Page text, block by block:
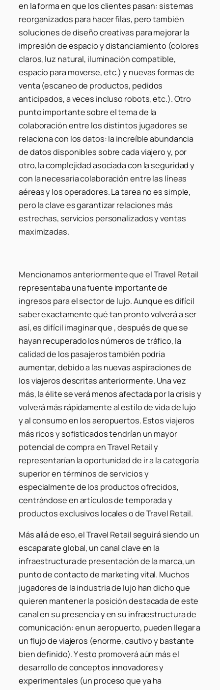
en la forma en que los clientes pasan: sistemas
reorganizados para hacer filas, pero también
soluciones de diseño creativas para mejorar la
impresión de espacio y distanciamiento (colores
claros, luz natural, iluminación compatible,
espacio para moverse, etc.) y nuevas formas de
venta (escaneo de productos, pedidos
anticipados, a veces incluso robots, etc.). Otro
punto importante sobre el tema de la
colaboración entre los distintos jugadores se
relaciona con los datos: la increíble abundancia
de datos disponibles sobre cada viajero y, por
otro, la complejidad asociada con la seguridad y
con la necesaria colaboración entre las líneas
aéreas y los operadores. La tarea no es simple,
pero la clave es garantizar relaciones más
estrechas, servicios personalizados y ventas
maximizadas.
Mencionamos anteriormente que el Travel Retail
representaba una fuente importante de
ingresos para el sector de lujo. Aunque es difícil
saber exactamente qué tan pronto volverá a ser
así, es difícil imaginar que , después de que se
hayan recuperado los números de tráfico, la
calidad de los pasajeros también podría
aumentar, debido a las nuevas aspiraciones de
los viajeros descritas anteriormente. Una vez
más, la élite se verá menos afectada por la crisis y
volverá más rápidamente al estilo de vida de lujo
y al consumo en los aeropuertos. Estos viajeros
más ricos y sofisticados tendrían un mayor
potencial de compra en Travel Retail y
representarían la oportunidad de ir a la categoría
superior en términos de servicios y
especialmente de los productos ofrecidos,
centrándose en artículos de temporada y
productos exclusivos locales o de Travel Retail.
Más allá de eso, el Travel Retail seguirá siendo un
escaparate global, un canal clave en la
infraestructura de presentación de la marca, un
punto de contacto de marketing vital. Muchos
jugadores de la industria de lujo han dicho que
quieren mantener la posición destacada de este
canal en su presencia y en su infraestructura de
comunicación: en un aeropuerto, pueden llegar a
un flujo de viajeros (enorme, cautivo y bastante
bien definido). Y esto promoverá aún más el
desarrollo de conceptos innovadores y
experimentales (un proceso que ya ha